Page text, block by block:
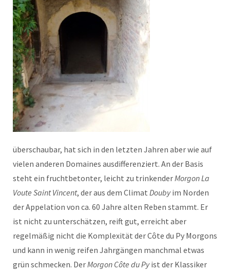
überschaubar, hat sich in den letzten Jahren aber wie auf
vielen anderen Domaines ausdifferenziert. An der Basis
steht ein fruchtbetonter, leicht zu trinkenderMorgon La
Voute Saint Vincent, der aus dem Climat Doubyim Norden
der Appelation von ca. 60 Jahre alten Reben stammt. Er
ist nicht zu unterschätzen, reift gut, erreicht aber
regelmäßig nicht die Komplexität der Côte du Py Morgons
und kann in wenig reifen Jahrgängen manchmal etwas
grün schmecken. DerMorgon Côte du Pyist der Klassiker